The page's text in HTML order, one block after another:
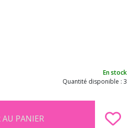
En stock
Quantité disponible : 3
AU PANIER